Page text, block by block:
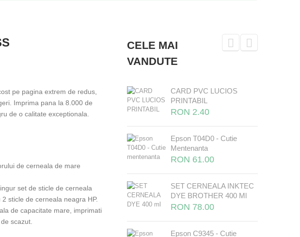
pe pagina extrem de redus,
Imprima pana la 8.000 de
de o calitate exceptionala.
de cerneala de mare
set de sticle de cerneala
sticle de cerneala neagra HP.
de capacitate mare, imprimati
scazut.
CELE MAI
VANDUTE
CARD PVC LUCIOS
PRINTABIL
RON 2.40
Epson T04D0 - Cutie
Mentenanta
RON 61.00
SET CERNEALA INKTEC
DYE BROTHER 400 Ml
RON 78.00
Epson C9345 - Cutie